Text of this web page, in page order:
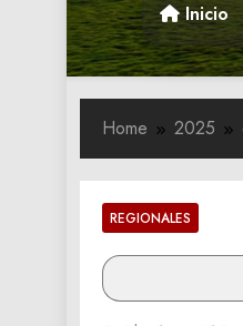
Inicio
Home 2025
REGIONALES